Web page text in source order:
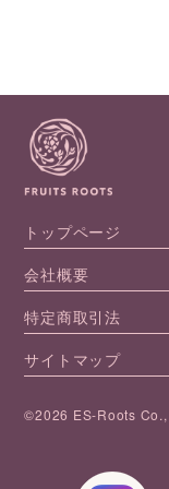
トップページ
会社概要
特定商取引法
サイトマップ
©2026 ES-Roots